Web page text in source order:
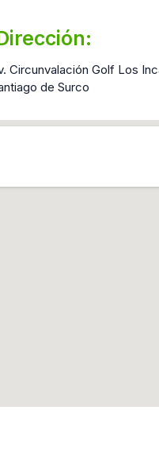
Circunvalación Golf Los
de Surco